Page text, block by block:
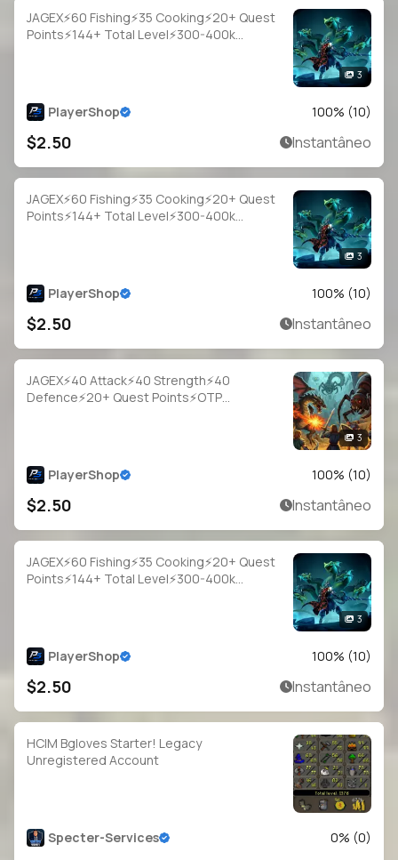
JAGEX⚡60 Fishing⚡35 Cooking⚡20+ Quest
Points⚡144+ Total Level⚡300-400k
3
PlayerShop 100% (10)
$2.50 Instantâneo
JAGEX⚡60 Fishing⚡35 Cooking⚡20+ Quest
Points⚡144+ Total Level⚡300-400k
3
PlayerShop 100% (10)
$2.50 Instantâneo
JAGEX⚡40 Attack⚡40 Strength⚡40
Defence⚡20+ Quest Points⚡OTP
3
PlayerShop 100% (10)
$2.50 Instantâneo
JAGEX⚡60 Fishing⚡35 Cooking⚡20+ Quest
Points⚡144+ Total Level⚡300-400k
3
PlayerShop 100% (10)
$2.50 Instantâneo
HCIM Bgloves Starter! Legacy
Unregistered Account
Specter-Services 0% (0)